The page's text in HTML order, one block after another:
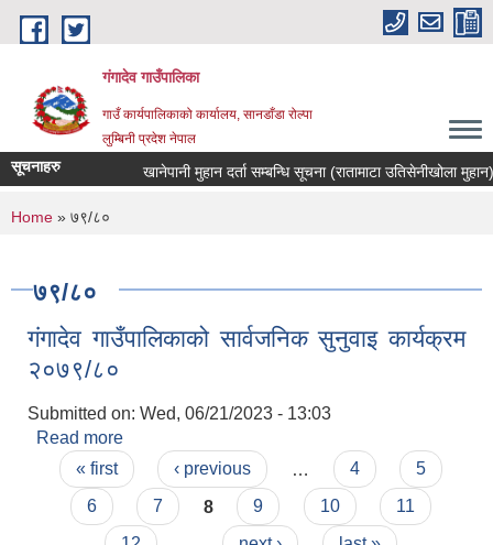
Skip to main content
गंगादेव गाउँपालिका
गाउँ कार्यपालिकाको कार्यालय, सानडाँडा रोल्पा
लुम्बिनी प्रदेश नेपाल
सूचनाहरु खानेपानी मुहान दर्ता सम्बन्धि सूचना (रातामाटा उतिसेनीखोला मुहान)
You are here
Home » ७९/८०
७९/८०
गंगादेव गाउँपालिकाको सार्वजनिक सुनुवाइ कार्यक्रम
२०७९/८०
Submitted on: Wed, 06/21/2023 - 13:03
Read more
२०७९/८०
Pages
« first ‹ previous 4
5
6
7 8 9 10
11